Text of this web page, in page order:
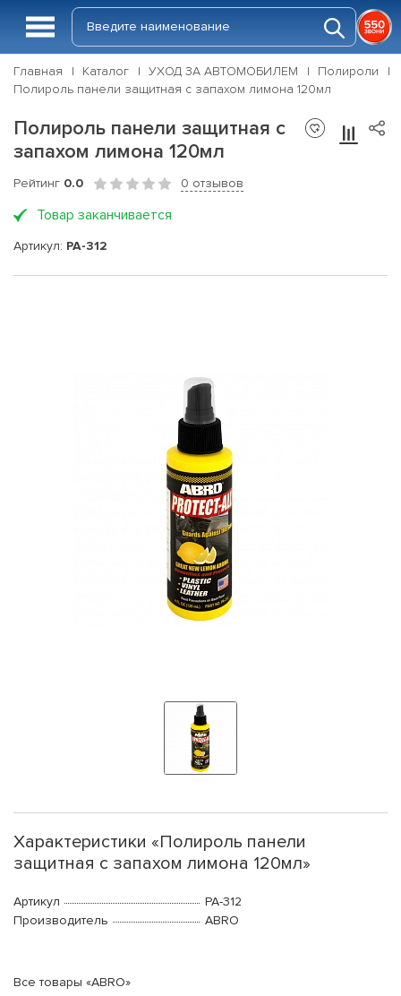
Главная Каталог УХОД ЗА АВТОМОБИЛЕМ
Полироли
Полироль панели защитная с запахом лимона 120мл
Полироль панели защитная с
запахом лимона 120мл
Рейтинг 0.0 0 отзывов
Товар заканчивается
Артикул: PA-312
Характеристики «Полироль панели
защитная с запахом лимона 120мл»
Артикул
PA-312
Производитель
ABRO
Все товары «ABRO»